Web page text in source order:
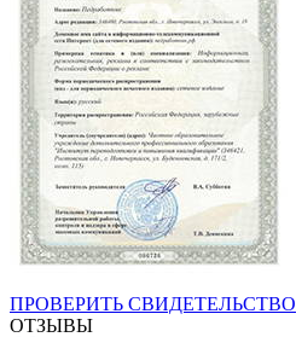
ПРОВЕРИТЬ СВИДЕТЕЛЬСТВО
ОТЗЫВЫ